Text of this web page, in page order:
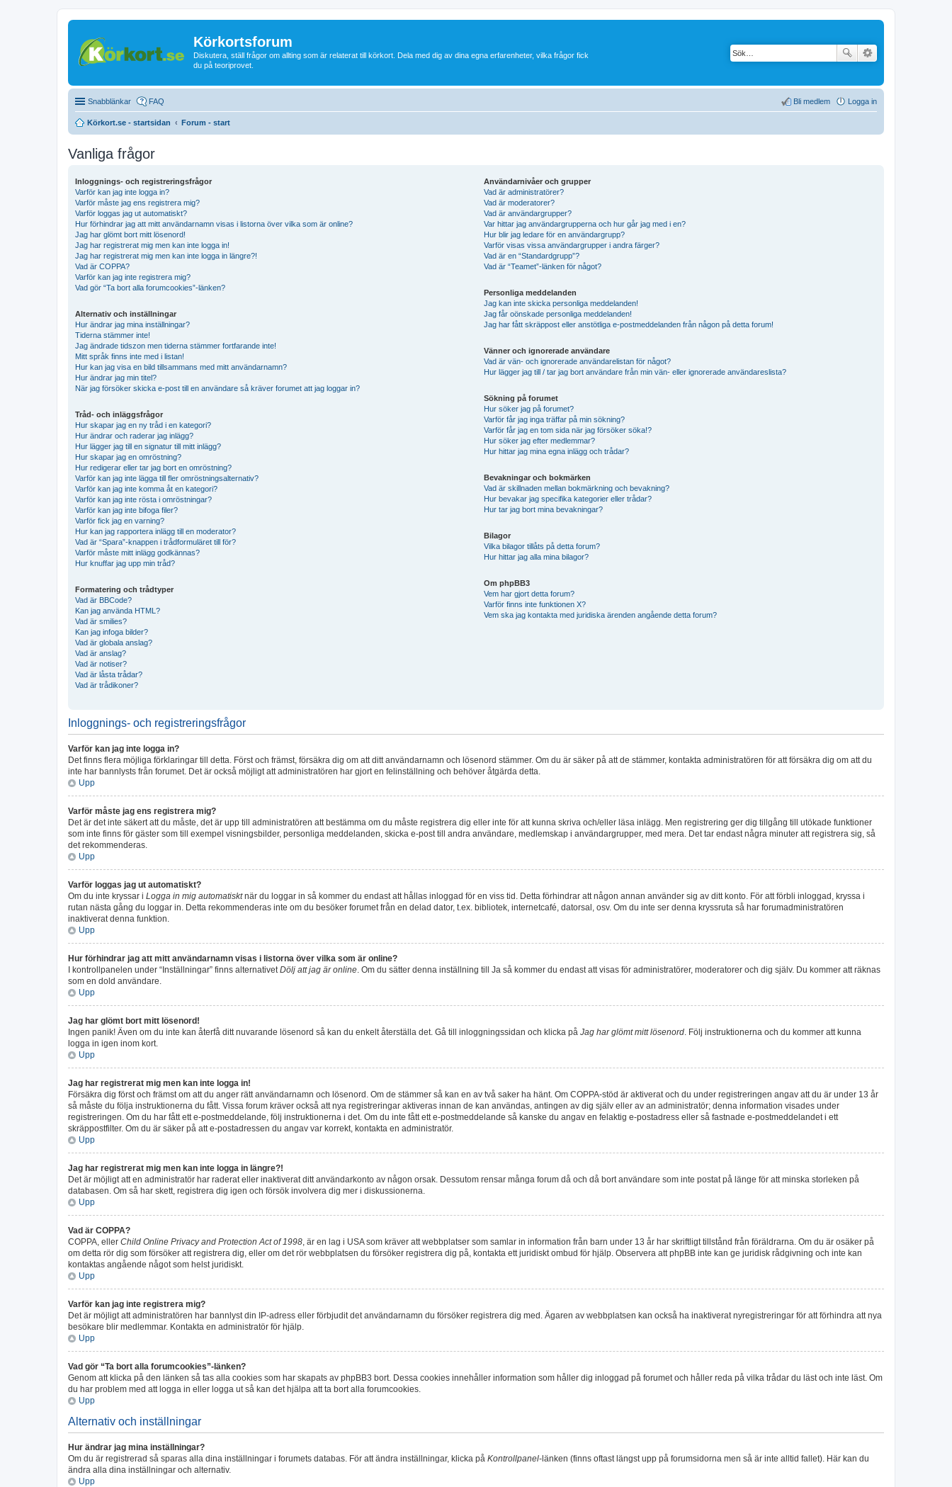
Körkortsforum
Diskutera, ställ frågor om allting som är relaterat till körkort. Dela med dig av dina egna erfarenheter, vilka frågor fick
du på teoriprovet.
Snabblänkar FAQ Logga in
Bli medlem
Körkort.se - startsidan Forum - start
Vanliga frågor
Inloggnings- och registreringsfrågor
Varför kan jag inte logga in?
Varför måste jag ens registrera mig?
Varför loggas jag ut automatiskt?
Hur förhindrar jag att mitt användarnamn visas i listorna över vilka som är online?
Jag har glömt bort mitt lösenord!
Jag har registrerat mig men kan inte logga in!
Jag har registrerat mig men kan inte logga in längre?!
Vad är COPPA?
Varför kan jag inte registrera mig?
Vad gör “Ta bort alla forumcookies”-länken?
Alternativ och inställningar
Hur ändrar jag mina inställningar?
Tiderna stämmer inte!
Jag ändrade tidszon men tiderna stämmer fortfarande inte!
Mitt språk finns inte med i listan!
Hur kan jag visa en bild tillsammans med mitt användarnamn?
Hur ändrar jag min titel?
När jag försöker skicka e-post till en användare så kräver forumet att jag loggar in?
Tråd- och inläggsfrågor
Hur skapar jag en ny tråd i en kategori?
Hur ändrar och raderar jag inlägg?
Hur lägger jag till en signatur till mitt inlägg?
Hur skapar jag en omröstning?
Hur redigerar eller tar jag bort en omröstning?
Varför kan jag inte lägga till fler omröstningsalternativ?
Varför kan jag inte komma åt en kategori?
Varför kan jag inte rösta i omröstningar?
Varför kan jag inte bifoga filer?
Varför fick jag en varning?
Hur kan jag rapportera inlägg till en moderator?
Vad är “Spara”-knappen i trådformuläret till för?
Varför måste mitt inlägg godkännas?
Hur knuffar jag upp min tråd?
Formatering och trådtyper
Vad är BBCode?
Kan jag använda HTML?
Vad är smilies?
Kan jag infoga bilder?
Vad är globala anslag?
Vad är anslag?
Vad är notiser?
Vad är låsta trådar?
Vad är trådikoner?
Användarnivåer och grupper
Vad är administratörer?
Vad är moderatorer?
Vad är användargrupper?
Var hittar jag användargrupperna och hur går jag med i en?
Hur blir jag ledare för en användargrupp?
Varför visas vissa användargrupper i andra färger?
Vad är en “Standardgrupp”?
Vad är “Teamet”-länken för något?
Personliga meddelanden
Jag kan inte skicka personliga meddelanden!
Jag får oönskade personliga meddelanden!
Jag har fått skräppost eller anstötliga e-postmeddelanden från någon på detta forum!
Vänner och ignorerade användare
Vad är vän- och ignorerade användarelistan för något?
Hur lägger jag till / tar jag bort användare från min vän- eller ignorerade användareslista?
Sökning på forumet
Hur söker jag på forumet?
Varför får jag inga träffar på min sökning?
Varför får jag en tom sida när jag försöker söka!?
Hur söker jag efter medlemmar?
Hur hittar jag mina egna inlägg och trådar?
Bevakningar och bokmärken
Vad är skillnaden mellan bokmärkning och bevakning?
Hur bevakar jag specifika kategorier eller trådar?
Hur tar jag bort mina bevakningar?
Bilagor
Vilka bilagor tillåts på detta forum?
Hur hittar jag alla mina bilagor?
Om phpBB3
Vem har gjort detta forum?
Varför finns inte funktionen X?
Vem ska jag kontakta med juridiska ärenden angående detta forum?
Inloggnings- och registreringsfrågor
Varför kan jag inte logga in?
Det finns flera möjliga förklaringar till detta. Först och främst, försäkra dig om att ditt användarnamn och lösenord stämmer. Om du är säker på att de stämmer, kontakta administratören för att försäkra dig om att du
inte har bannlysts från forumet. Det är också möjligt att administratören har gjort en felinställning och behöver åtgärda detta.
Upp
Varför måste jag ens registrera mig?
Det är det inte säkert att du måste, det är upp till administratören att bestämma om du måste registrera dig eller inte för att kunna skriva och/eller läsa inlägg. Men registrering ger dig tillgång till utökade funktioner
som inte finns för gäster som till exempel visningsbilder, personliga meddelanden, skicka e-post till andra användare, medlemskap i användargrupper, med mera. Det tar endast några minuter att registrera sig, så
det rekommenderas.
Upp
Varför loggas jag ut automatiskt?
Om du inte kryssar i Logga in mig automatisktnär du loggar in så kommer du endast att hållas inloggad för en viss tid. Detta förhindrar att någon annan använder sig av ditt konto. För att förbli inloggad, kryssa i
rutan nästa gång du loggar in. Detta rekommenderas inte om du besöker forumet från en delad dator, t.ex. bibliotek, internetcafé, datorsal, osv. Om du inte ser denna kryssruta så har forumadministratören
inaktiverat denna funktion.
Upp
Hur förhindrar jag att mitt användarnamn visas i listorna över vilka som är online?
I kontrollpanelen under “Inställningar” finns alternativet Dölj att jag är online . Om du sätter denna inställning till Ja så kommer du endast att visas för administratörer, moderatorer och dig själv. Du kommer att räknas
som en dold användare.
Upp
Jag har glömt bort mitt lösenord!
Ingen panik! Även om du inte kan återfå ditt nuvarande lösenord så kan du enkelt återställa det. Gå till inloggningssidan och klicka på Jag har glömt mitt lösenord . Följ instruktionerna och du kommer att kunna
logga in igen inom kort.
Upp
Jag har registrerat mig men kan inte logga in!
Försäkra dig först och främst om att du anger rätt användarnamn och lösenord. Om de stämmer så kan en av två saker ha hänt. Om COPPA-stöd är aktiverat och du under registreringen angav att du är under 13 år
så måste du följa instruktionerna du fått. Vissa forum kräver också att nya registreringar aktiveras innan de kan användas, antingen av dig själv eller av an administratör; denna information visades under
registreringen. Om du har fått ett e-postmeddelande, följ instruktionerna i det. Om du inte fått ett e-postmeddelande så kanske du angav en felaktig e-postadress eller så fastnade e-postmeddelandet i ett
skräppostfilter. Om du är säker på att e-postadressen du angav var korrekt, kontakta en administratör.
Upp
Jag har registrerat mig men kan inte logga in längre?!
Det är möjligt att en administratör har raderat eller inaktiverat ditt användarkonto av någon orsak. Dessutom rensar många forum då och då bort användare som inte postat på länge för att minska storleken på
databasen. Om så har skett, registrera dig igen och försök involvera dig mer i diskussionerna.
Upp
Vad är COPPA?
COPPA, eller Child Online Privacy and Protection Act of 1998 , är en lag i USA som kräver att webbplatser som samlar in information från barn under 13 år har skriftligt tillstånd från föräldrarna. Om du är osäker på
om detta rör dig som försöker att registrera dig, eller om det rör webbplatsen du försöker registrera dig på, kontakta ett juridiskt ombud för hjälp. Observera att phpBB inte kan ge juridisk rådgivning och inte kan
kontaktas angående något som helst juridiskt.
Upp
Varför kan jag inte registrera mig?
Det är möjligt att administratören har bannlyst din IP-adress eller förbjudit det användarnamn du försöker registrera dig med. Ägaren av webbplatsen kan också ha inaktiverat nyregistreringar för att förhindra att nya
besökare blir medlemmar. Kontakta en administratör för hjälp.
Upp
Vad gör “Ta bort alla forumcookies”-länken?
Genom att klicka på den länken så tas alla cookies som har skapats av phpBB3 bort. Dessa cookies innehåller information som håller dig inloggad på forumet och håller reda på vilka trådar du läst och inte läst. Om
du har problem med att logga in eller logga ut så kan det hjälpa att ta bort alla forumcookies.
Upp
Alternativ och inställningar
Hur ändrar jag mina inställningar?
Om du är registrerad så sparas alla dina inställningar i forumets databas. För att ändra inställningar, klicka på Kontrollpanel-länken (finns oftast längst upp på forumsidorna men så är inte alltid fallet). Här kan du
ändra alla dina inställningar och alternativ.
Upp